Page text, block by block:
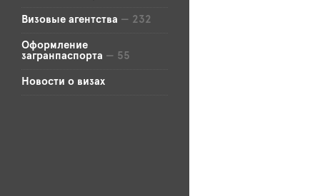
Визовые агентства — 232
Оформление
загранпаспорта — 55
Новости о визах